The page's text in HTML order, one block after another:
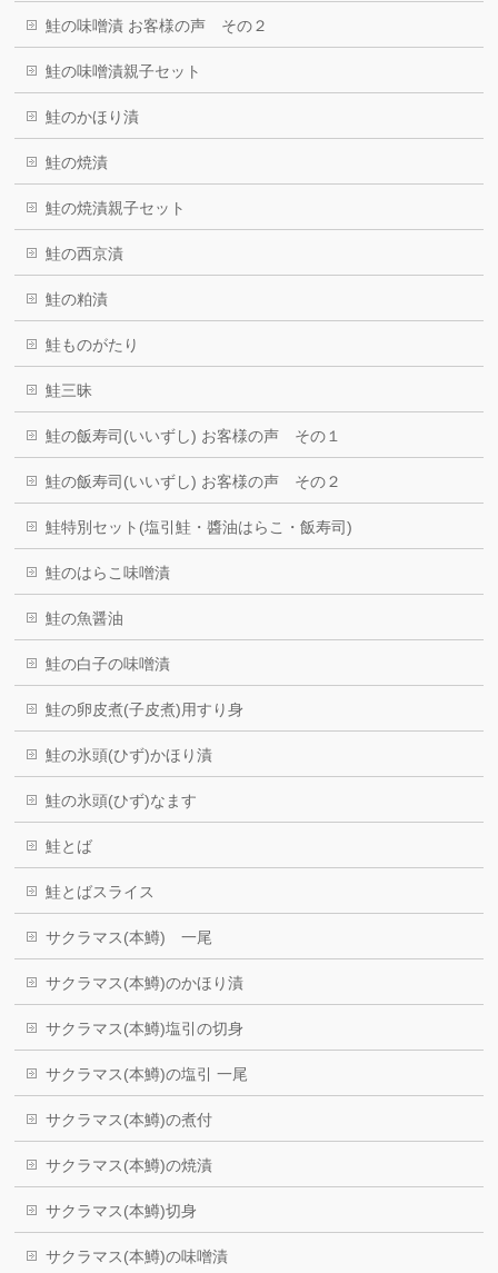
鮭の味噌漬 お客様の声 その２
鮭の味噌漬親子セット
鮭のかほり漬
鮭の焼漬
鮭の焼漬親子セット
鮭の西京漬
鮭の粕漬
鮭ものがたり
鮭三昧
鮭の飯寿司(いいずし) お客様の声 その１
鮭の飯寿司(いいずし) お客様の声 その２
鮭特別セット(塩引鮭・醬油はらこ・飯寿司)
鮭のはらこ味噌漬
鮭の魚醤油
鮭の白子の味噌漬
鮭の卵皮煮(子皮煮)用すり身
鮭の氷頭(ひず)かほり漬
鮭の氷頭(ひず)なます
鮭とば
鮭とばスライス
サクラマス(本鱒) 一尾
サクラマス(本鱒)のかほり漬
サクラマス(本鱒)塩引の切身
サクラマス(本鱒)の塩引 一尾
サクラマス(本鱒)の煮付
サクラマス(本鱒)の焼漬
サクラマス(本鱒)切身
サクラマス(本鱒)の味噌漬